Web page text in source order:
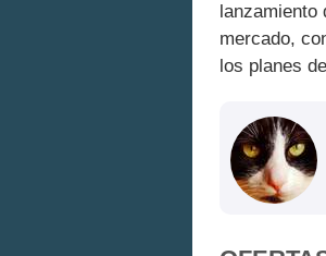
lanzamiento
mercado,
los planes